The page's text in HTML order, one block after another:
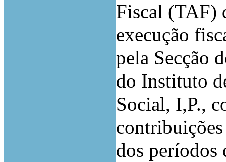
Fiscal (TAF)
execução
pela Secção
do Instituto
Social, I,P.,
dos períodos